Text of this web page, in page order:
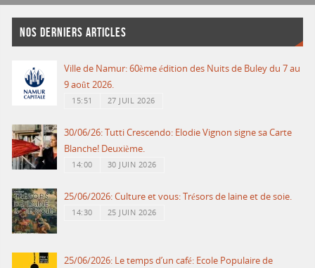
NOS DERNIERS ARTICLES
Ville de Namur: 60ème édition des Nuits de Buley du 7 au
9 août 2026.
15:51 27 JUIL 2026
30/06/26: Tutti Crescendo: Elodie Vignon signe sa Carte
Blanche! Deuxième.
14:00 30 JUIN 2026
25/06/2026: Culture et vous: Trésors de laine et de soie.
14:30 25 JUIN 2026
25/06/2026: Le temps d’un café: Ecole Populaire de